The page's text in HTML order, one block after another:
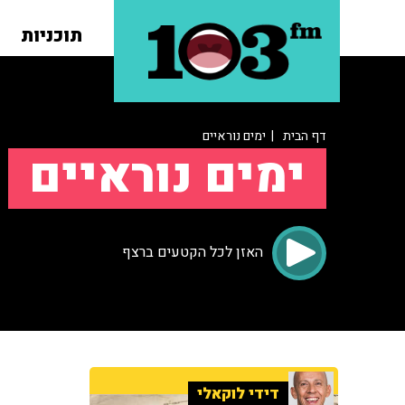
תוכניות
דף הבית | ימים נוראיים
ימים נוראיים
האזן לכל הקטעים ברצף
דידי לוקאלי